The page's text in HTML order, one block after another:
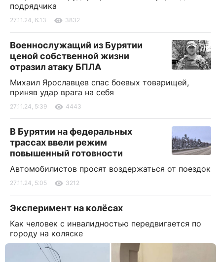
подрядчика
27.11.24, 6:13 3832
Военнослужащий из Бурятии
ценой собственной жизни
отразил атаку БПЛА
Михаил Ярославцев спас боевых товарищей,
приняв удар врага на себя
27.11.24, 5:39 4443
В Бурятии на федеральных
трассах ввели режим
повышенный готовности
Автомобилистов просят воздержаться от поездок
27.11.24, 5:05 3212
Эксперимент на колёсах
Как человек с инвалидностью передвигается по
городу на коляске